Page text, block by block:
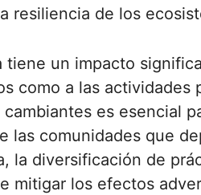
resiliencia de los
tiene un impacto
como a las actividades
es esencial
las comunidades que
la diversificación de
mitigar los efectos